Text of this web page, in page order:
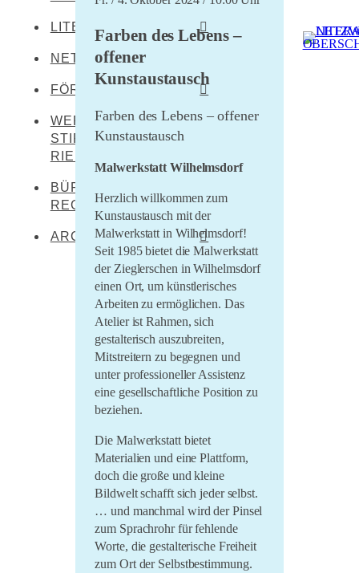
Leibertingen-
Kreenheinstetten
Oberstadion
Obermarchtal
Riedlingen
Rottenacker
Wilflingen
LITERATEN
Werner Dürrson
Martin Heidegger
Franz Carl Hiemer
Ernst Jünger
Christoph von Schmid
Sebastian Sailer
Abraham a Sancta
Clara
NETZWERKENDE
FÖRDERER
Literaturland Baden-
Württemberg
Förderverein
Schwäbischer Dialekt
LEADER Oberschwaben
LEADER Mittleres
Oberschwaben
Zentrum für kulturelle
Teilhabe
Lernende Kulturregion
WERNER DÜRRSON-
STIFTUNG
RIEDLINGEN
BÜRO FÜR
REGIONALKULTUR
ARCHIV
Literaturtage Schloss
Waldburg 2023
Überwintern 21/22
Literaturcampus U15
LiO bei Hofe 2021
Literatursommer 20/21
Im Marienland 2020
Umsonst und Draussen
Farben des Lebens –
offener
Kunstaustausch
Farben des Lebens – offener
Kunstaustausch
Malwerkstatt Wilhelmsdorf
Herzlich willkommen zum
Kunstaustausch mit der
Malwerkstatt in Wilhelmsdorf!
Seit 1985 bietet die Malwerkstatt
der Zieglerschen in Wilhelmsdorf
einen Ort, um künstlerisches
Arbeiten zu ermöglichen. Das
Atelier ist Rahmen, sich
gestalterisch auszubreiten,
Mitstreitern zu begegnen und
unter professioneller Assistenz
eine gesellschaftliche Position zu
beziehen.
Die Malwerkstatt bietet
Materialien und eine Plattform,
doch die große und kleine
Bildwelt schafft sich jeder selbst.
… und manchmal wird der Pinsel
zum Sprachrohr für fehlende
Worte, die gestalterische Freiheit
zum Ort der Selbstbestimmung.